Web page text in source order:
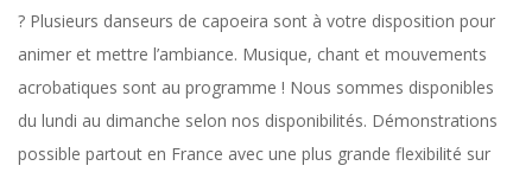
? Plusieurs danseurs de capoeira sont à votre disposition pour
animer et mettre l’ambiance. Musique, chant et mouvements
acrobatiques sont au programme ! Nous sommes disponibles
du lundi au dimanche selon nos disponibilités. Démonstrations
possible partout en France avec une plus grande flexibilité sur